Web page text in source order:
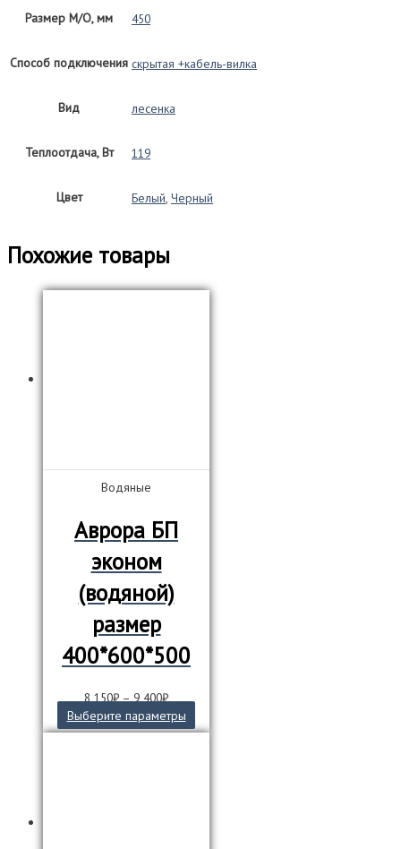
450*600
Размер М/О, мм 450
Способ подключения скрытая +кабель-вилка
Вид лесенка
Теплоотдача, Вт 119
Цвет Белый, Черный
Похожие товары
Водяные
Аврора БП
эконом
(водяной)
размер
400*600*500
8 150₽–9 400₽
Выберите параметры
товар